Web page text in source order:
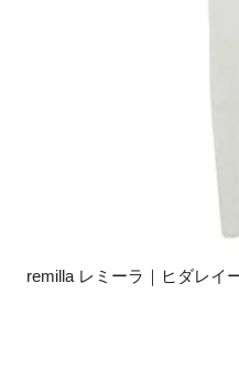
remilla レミーラ｜ヒダレイ